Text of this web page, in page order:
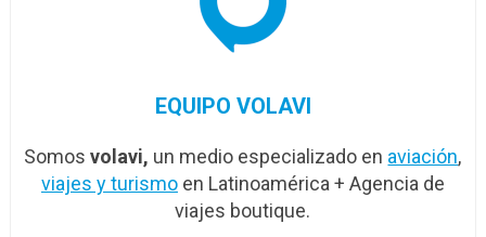
EQUIPO VOLAVI
Somosvolavi, un medio especializado en aviación,
viajes y turismoen Latinoamérica + Agencia de
viajes boutique.